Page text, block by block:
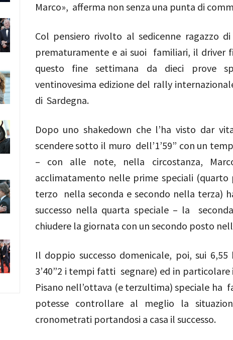
Marco», afferma non senza una punta di
Col pensiero rivolto al sedicenne ragazzo di
prematuramente e ai suoi familiari, il driver
questo fine settimana da dieci prove
ventinovesima edizione del rally
di Sardegna.
Dopo uno shakedown che l’ha visto dar
scendere sotto il muro dell’1’59” con un
– con alle note, nella circostanza,
acclimatamento nelle prime speciali
terzo nella seconda e secondo nella terza)
successo nella quarta speciale – la
chiudere la giornata con un secondo posto
Il doppio successo domenicale, poi, sui 6,55
3’40”2 i tempi fatti segnare) ed in particolare
Pisano nell’ottava (e terzultima) speciale ha
potesse controllare al meglio la
cronometrati portandosi a casa il successo.